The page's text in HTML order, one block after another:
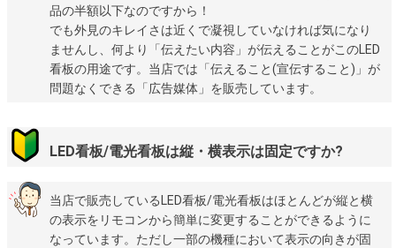
品の半額以下なのですから！
でも外見のキレイさは近くで凝視していなければ気になり
ませんし、何より「伝えたい内容」が伝えることがこのLED
看板の用途です。当店では「伝えること(宣伝すること)」が
問題なくできる「広告媒体」を販売しています。
LED看板/電光看板は縦・横表示は固定ですか?
当店で販売しているLED看板/電光看板はほとんどが縦と横
の表示をリモコンから簡単に変更することができるように
なっています。ただし一部の機種において表示の向きが固